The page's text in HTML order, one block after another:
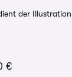
der Illustration
€